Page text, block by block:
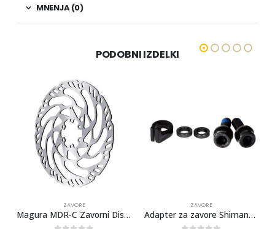
MNENJA (0)
PODOBNI IZDELKI
ZAVORE
Adapter za zavore Shimano PM-PM 200 mm -> 203 mm (SM-MA-F203P/PL2)
ZAVORE
Rotor SHIMANO RT-EM810 180mm – Magnet